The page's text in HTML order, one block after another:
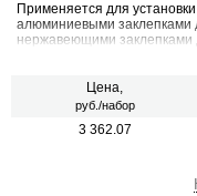
Применяется для
алюминиевыми заклепками
нержавеющими
Цена,
руб./набор
3 362.07